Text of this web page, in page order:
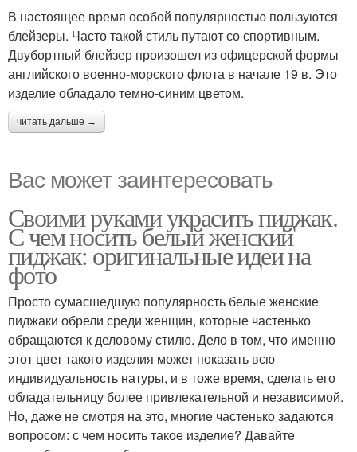
В настоящее время особой популярностью пользуются
блейзеры. Часто такой стиль путают со спортивным.
Двубортный блейзер произошел из офицерской формы
английского военно-морского флота в начале 19 в. Это
изделие обладало темно-синим цветом.
читать дальше →
Вас может заинтересовать
Своими руками украсить пиджак.
С чем носить белый женский
пиджак: оригинальные идеи на
фото
Просто сумасшедшую популярность белые женские
пиджаки обрели среди женщин, которые частенько
обращаются к деловому стилю. Дело в том, что именно
этот цвет такого изделия может показать всю
индивидуальность натуры, и в тоже время, сделать его
обладательницу более привлекательной и независимой.
Но, даже не смотря на это, многие частенько задаются
вопросом: с чем носить такое изделие? Давайте